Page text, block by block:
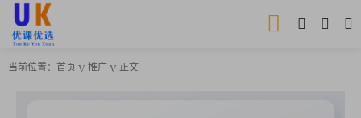
当前位置： 首页 推广 正文